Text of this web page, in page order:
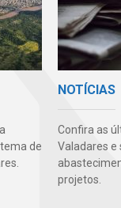
de
NOTÍCIAS
Confira as
Valadares e
projetos.